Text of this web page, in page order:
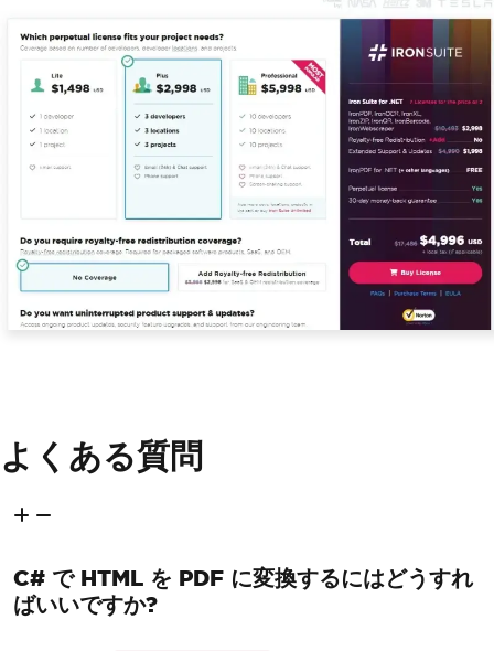
よくある質問
C# で HTML を PDF に変換するにはどうすれ
ばいいですか?